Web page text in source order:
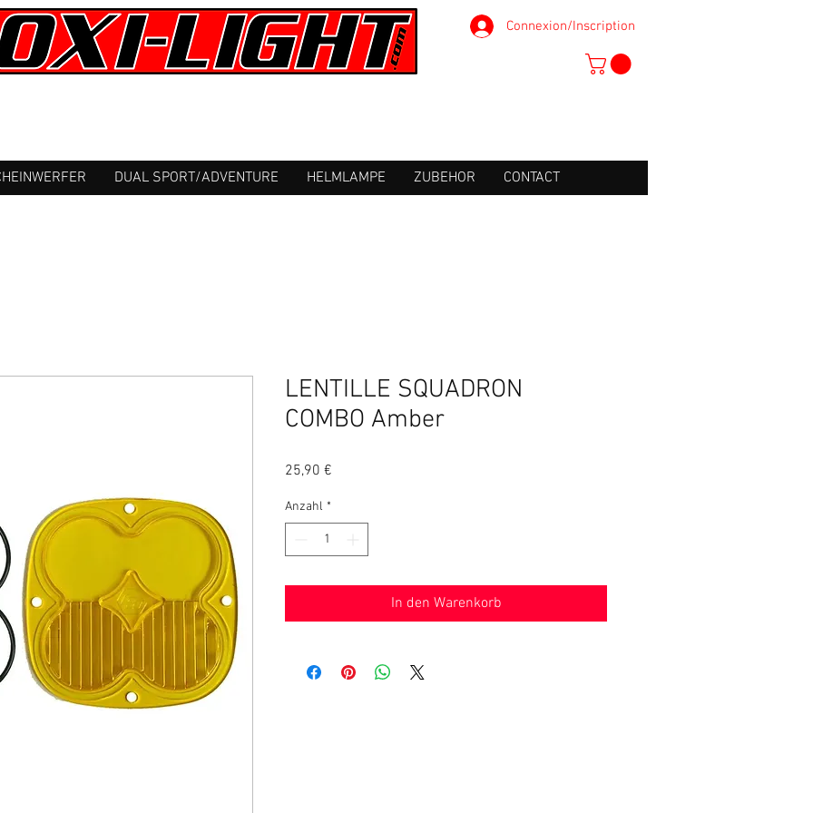
Connexion/Inscription
DUAL SPORT/ADVENTURE HELMLAMPE ZUBEHOR CONTACT
LENTILLE SQUADRON
COMBO Amber
25,90 €
Anzahl *
In den Warenkorb